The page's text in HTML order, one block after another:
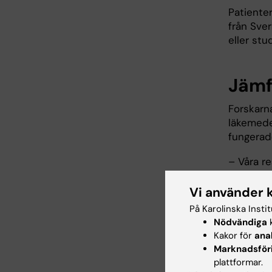
från
eller
– Våra
studiens
Risken
Vi använder
På Karolinska
Nödvändiga
Kakor för
plattformar.